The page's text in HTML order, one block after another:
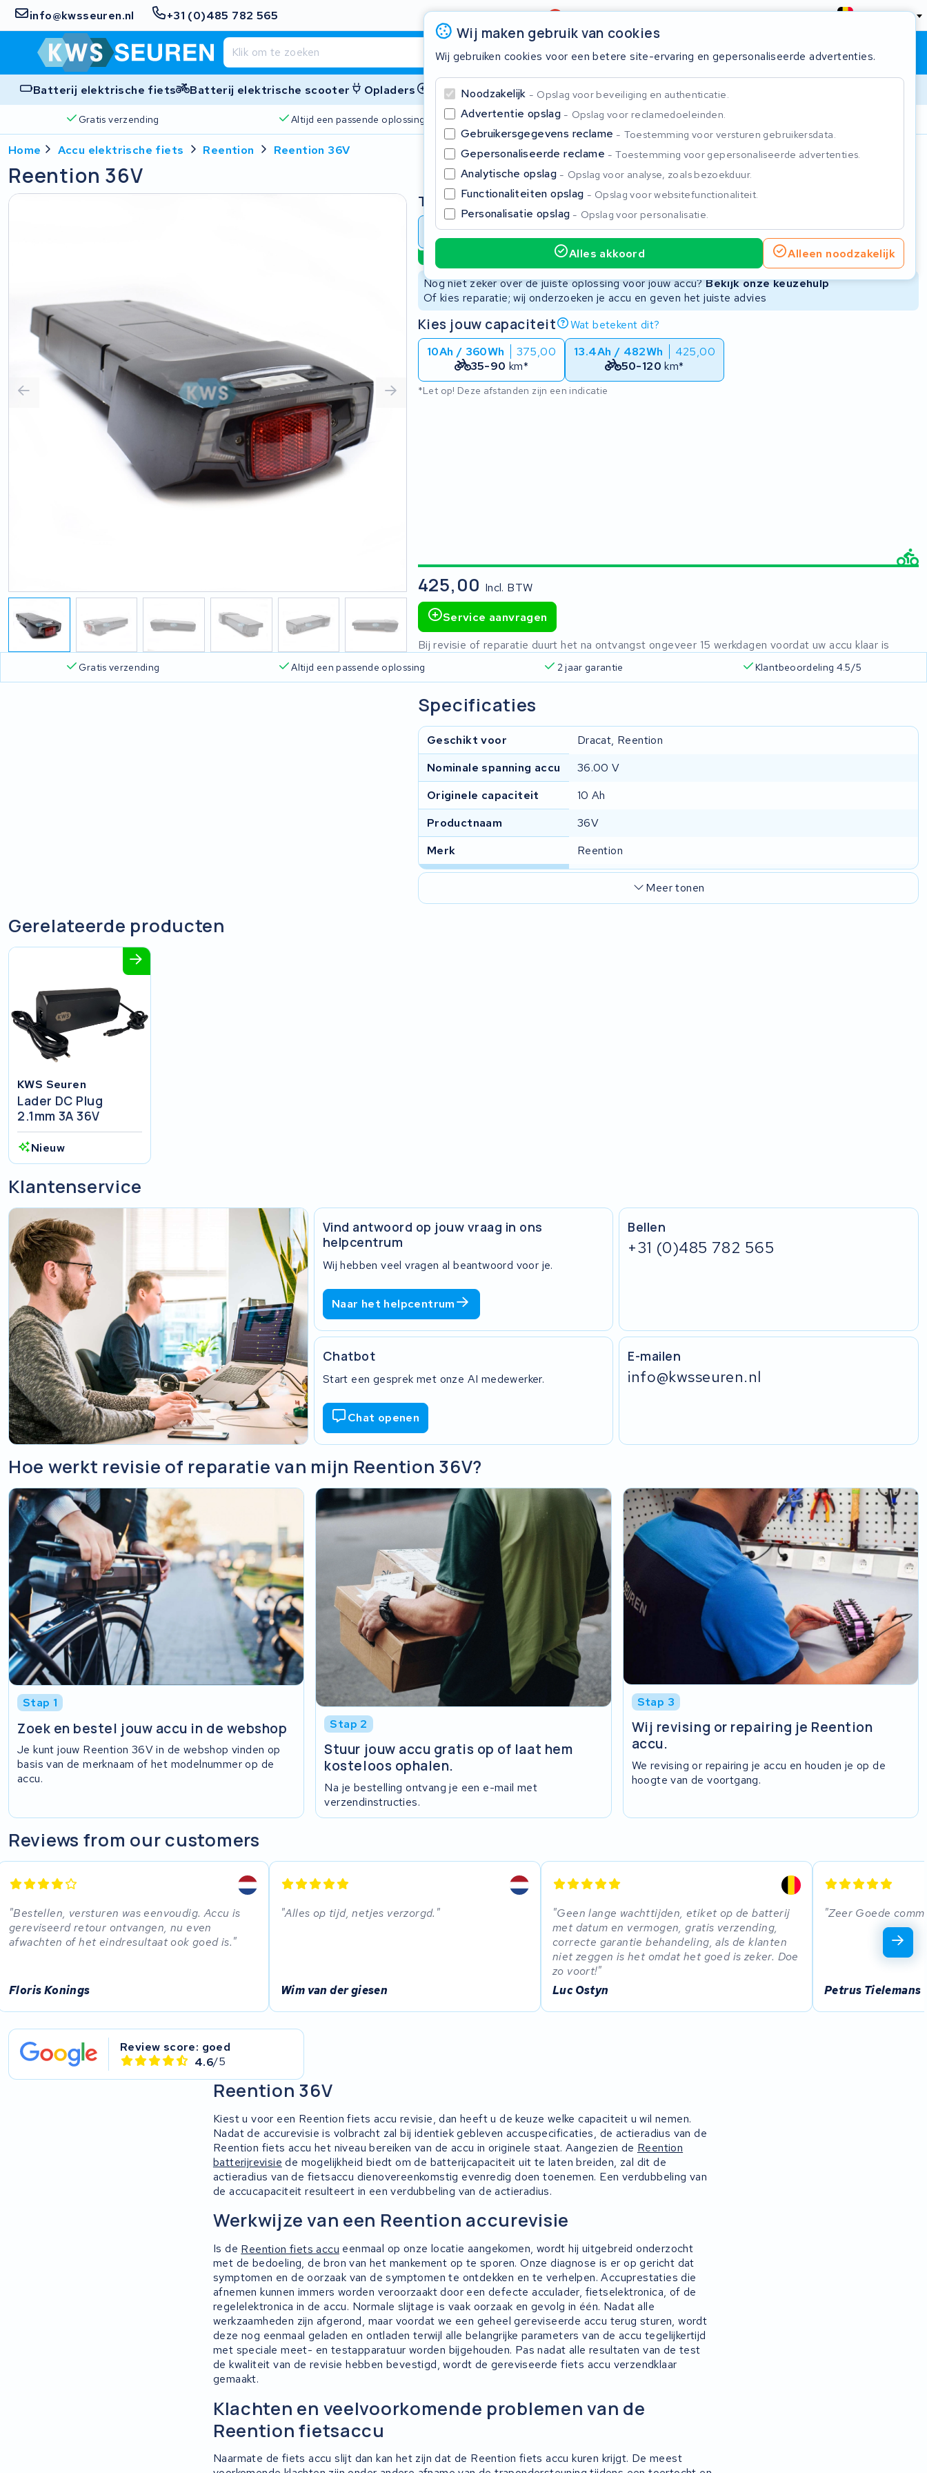
info@kwsseuren.nl +31 (0)485 782 565 Beoordeling4,6/5 België
Winkelwagen Inloggen
Batterij elektrische fiets Batterij elektrische scooter Opladers Accessoires
Gratis verzending Altijd een passende oplossing 2 jaar garantie
Wij maken gebruik van cookies
Wij gebruiken cookies voor een betere site-ervaring en gepersonaliseerde advertenties.
Noodzakelijk Opslag voor beveiliging en authenticatie.
Advertentie opslag Opslag voor reclamedoeleinden.
Gebruikersgegevens reclame Toestemming voor versturen gebruikersdata.
Gepersonaliseerde reclame Toestemming voor gepersonaliseerde advertenties.
Analytische opslag Opslag voor analyse, zoals bezoekduur.
Functionaliteiten opslag Opslag voor websitefunctionaliteit.
Personalisatie opslag Opslag voor personalisatie.
Alles akkoord Alleen noodzakelijk
Home Accu elektrische fiets Reention Reention 36V
Reention 36V
Type
Accu revisie Accu reparatie Nieuwe Accu Refurbished Accu
Niet beschikbaar
Nog niet zeker over de juiste oplossing voor jouw accu?Bekijk onze keuzehulp
Of kies reparatie; wij onderzoeken je accu en geven het juiste advies
Kies jouw capaciteit
Wat betekent dit?
10Ah / 360Wh
375,00
35-90 km*
13.4Ah / 482Wh
425,00
50-120 km*
*Let op! Deze afstanden zijn een indicatie
425,00 Incl. BTW
Service aanvragen
Bij revisie of reparatie duurt het na ontvangst ongeveer 15 werkdagen voordat uw accu klaar is
Gratis verzending Altijd een passende oplossing 2 jaar garantie Klantbeoordeling 4.5/5
Specificaties
Geschikt voor
Dracat, Reention
Nominale spanning accu
36.00 V
Originele capaciteit
10 Ah
Productnaam
36V
Merk
Reention
Meer tonen
Gerelateerde producten
KWS Seuren
Lader DC Plug
2.1mm 3A 36V
Nieuw
Klantenservice
Vind antwoord op jouw vraag in ons
helpcentrum
Wij hebben veel vragen al beantwoord voor je.
Naar het helpcentrum
Bellen
+31 (0)485 782 565
E-mailen
info@kwsseuren.nl
Chatbot
Start een gesprek met onze AI medewerker.
Chat openen
Hoe werkt revisie of reparatie van mijn Reention 36V?
Stap 1
Zoek en bestel jouw accu in de webshop
Je kunt jouw Reention 36V in de webshop vinden op
basis van de merknaam of het modelnummer op de
accu.
Stap 2
Stuur jouw accu gratis op of laat hem
kosteloos ophalen.
Na je bestelling ontvang je een e-mail met
verzendinstructies.
Stap 3
Wij revising or repairing je Reention
accu.
We revising or repairing je accu en houden je op de
hoogte van de voortgang.
Reviews from our customers
Bestellen, versturen was eenvoudig. Accu is
gereviseerd retour ontvangen, nu even
afwachten of het eindresultaat ook goed is.
Floris Konings
Alles op tijd, netjes verzorgd.
Wim van der giesen
Geen lange wachttijden, etiket op de batterij
met datum en vermogen, gratis verzending,
correcte garantie behandeling, als de klanten
niet zeggen is het omdat het goed is zeker. Doe
zo voort!
Luc Ostyn
Zeer Goede
Petrus Tielemans
Review score: goed
4.6/5
Reention 36V
Kiest u voor een Reention fiets accu revisie, dan heeft u de keuze welke capaciteit u wil nemen.
Nadat de accurevisie is volbracht zal bij identiek gebleven accuspecificaties, de actieradius van de
Reention fiets accu het niveau bereiken van de accu in originele staat. Aangezien de Reention
batterijrevisie de mogelijkheid biedt om de batterijcapaciteit uit te laten breiden, zal dit de
actieradius van de fietsaccu dienovereenkomstig evenredig doen toenemen. Een verdubbeling van
de accucapaciteit resulteert in een verdubbeling van de actieradius.
Werkwijze van een Reention accurevisie
Is de Reention fiets accu eenmaal op onze locatie aangekomen, wordt hij uitgebreid onderzocht
met de bedoeling, de bron van het mankement op te sporen. Onze diagnose is er op gericht dat
symptomen en de oorzaak van de symptomen te ontdekken en te verhelpen. Accuprestaties die
afnemen kunnen immers worden veroorzaakt door een defecte acculader, fietselektronica, of de
regelelektronica in de accu. Normale slijtage is vaak oorzaak en gevolg in één. Nadat alle
werkzaamheden zijn afgerond, maar voordat we een geheel gereviseerde accu terug sturen, wordt
deze nog eenmaal geladen en ontladen terwijl alle belangrijke parameters van de accu tegelijkertijd
met speciale meet- en testapparatuur worden bijgehouden. Pas nadat alle resultaten van de test
de kwaliteit van de revisie hebben bevestigd, wordt de gereviseerde fiets accu verzendklaar
gemaakt.
Klachten en veelvoorkomende problemen van de
Reention fietsaccu
Naarmate de fiets accu slijt dan kan het zijn dat de Reention fiets accu kuren krijgt. De meest
Sluiten
Begin te typen in de zoekbalk om te zoeken